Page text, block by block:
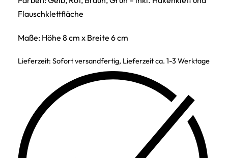
Flauschklettfläche
Maße: Höhe 8 cm x Breite 6 cm
Lieferzeit: Sofort versandfertig, Lieferzeit ca. 1-3 Werktage